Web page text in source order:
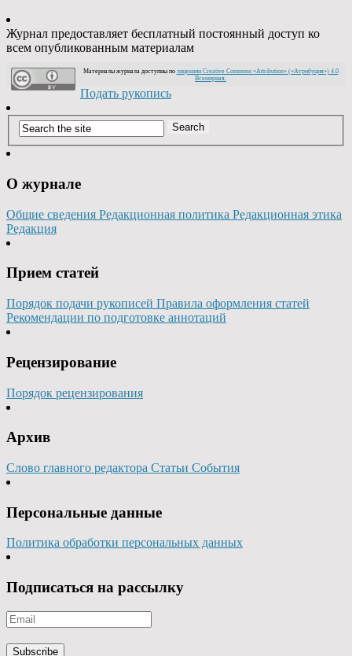
Журнал предоставляет бесплатный постоянный доступ ко
всем опубликованным материалам
Материалы журнала доступны по лицензии Creative Commons «Attribution» («Атрибуция») 4.0
Всемирная.
Подать рукопись
О журнале
Общие сведения Редакционная политика Редакционная этика
Редакция
Прием статей
Порядок подачи рукописей Правила оформления статей
Рекомендации по подготовке аннотаций
Рецензирование
Порядок рецензирования
Архив
Слово главного редактора Статьи События
Персональные данные
Политика обработки персональных данных
Подписаться на рассылку